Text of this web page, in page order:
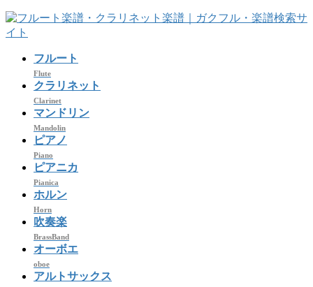
コ
ン
ナ
ビ
フルート
Flute
クラリネット
Clarinet
マンドリン
Mandolin
ピアノ
Piano
ピアニカ
Pianica
ホルン
Horn
吹奏楽
BrassBand
オーボエ
oboe
アルトサックス